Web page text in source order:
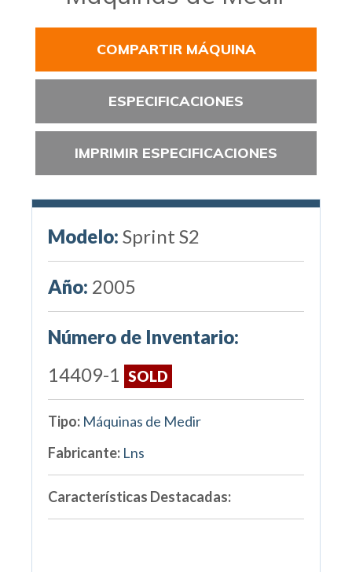
COMPARTIR MÁQUINA
ESPECIFICACIONES
IMPRIMIR ESPECIFICACIONES
Modelo: Sprint S2
Año: 2005
Número de Inventario:
14409-1 SOLD
Tipo: Máquinas de Medir
Fabricante: Lns
Características Destacadas: